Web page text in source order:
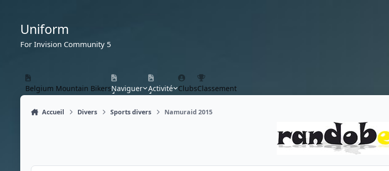
Uniform
For Invision Community 5
Belgium Mountain BikersNaviguer Activité ClubsClassement
Accueil Divers Sports divers Namuraid 2015